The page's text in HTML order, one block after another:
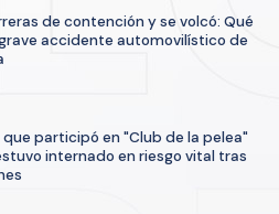
de contención y se volcó: Qué
accidente automovilístico de
que participó en "Club de la pelea"
internado en riesgo vital tras